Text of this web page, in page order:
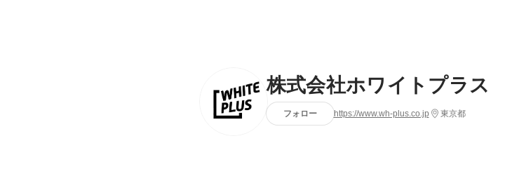
株式会社ホワイトプラス
フォロー https://www.wh-plus.co.jp 東京都